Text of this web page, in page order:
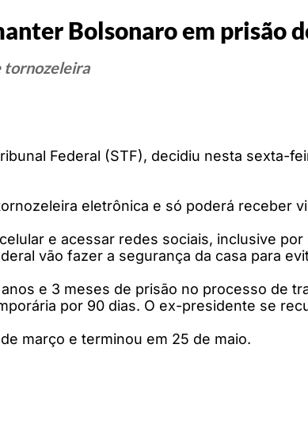
Bolsonaro em prisão
tornozeleira
Federal (STF), decidiu nesta sexta-
eletrônica e só poderá receber
e acessar redes sociais, inclusive
vão fazer a segurança da casa para
e 3 meses de prisão no processo de
por 90 dias. O ex-presidente se
março e terminou em 25 de maio.